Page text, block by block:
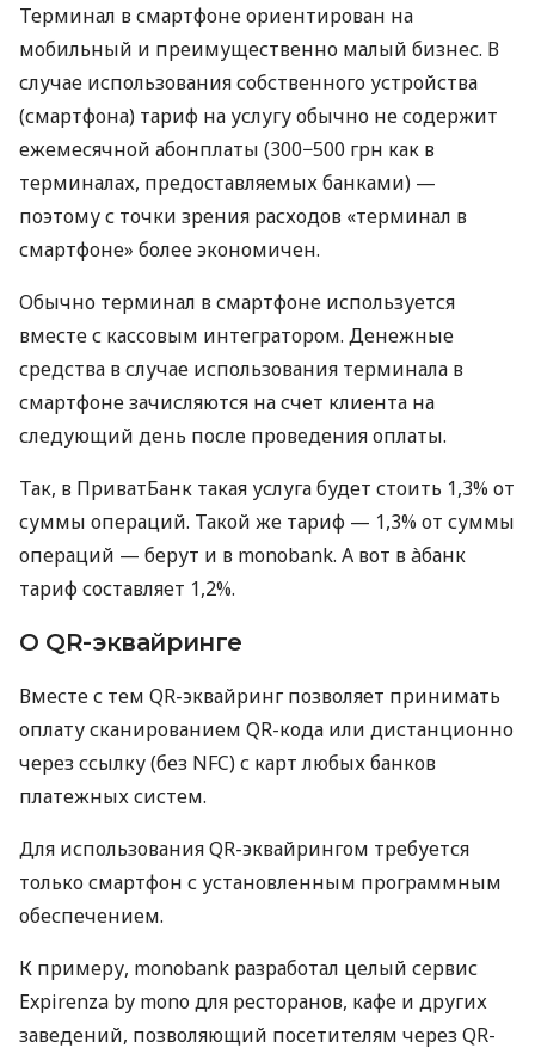
Терминал в смартфоне ориентирован на
мобильный и преимущественно малый бизнес. В
случае использования собственного устройства
(смартфона) тариф на услугу обычно не содержит
ежемесячной абонплаты (300−500 грн как в
терминалах, предоставляемых банками) —
поэтому с точки зрения расходов «терминал в
смартфоне» более экономичен.
Обычно терминал в смартфоне используется
вместе с кассовым интегратором. Денежные
средства в случае использования терминала в
смартфоне зачисляются на счет клиента на
следующий день после проведения оплаты.
Так, в ПриватБанк такая услуга будет стоить 1,3% от
суммы операций. Такой же тариф — 1,3% от суммы
операций — берут и в monobank. А вот в àбанк
тариф составляет 1,2%.
О QR-эквайринге
Вместе с тем QR-эквайринг позволяет принимать
оплату сканированием QR-кода или дистанционно
через ссылку (без NFC) с карт любых банков
платежных систем.
Для использования QR-эквайрингом требуется
только смартфон с установленным программным
обеспечением.
К примеру, monobank разработал целый сервис
Expirenza by mono для ресторанов, кафе и других
заведений, позволяющий посетителям через QR-